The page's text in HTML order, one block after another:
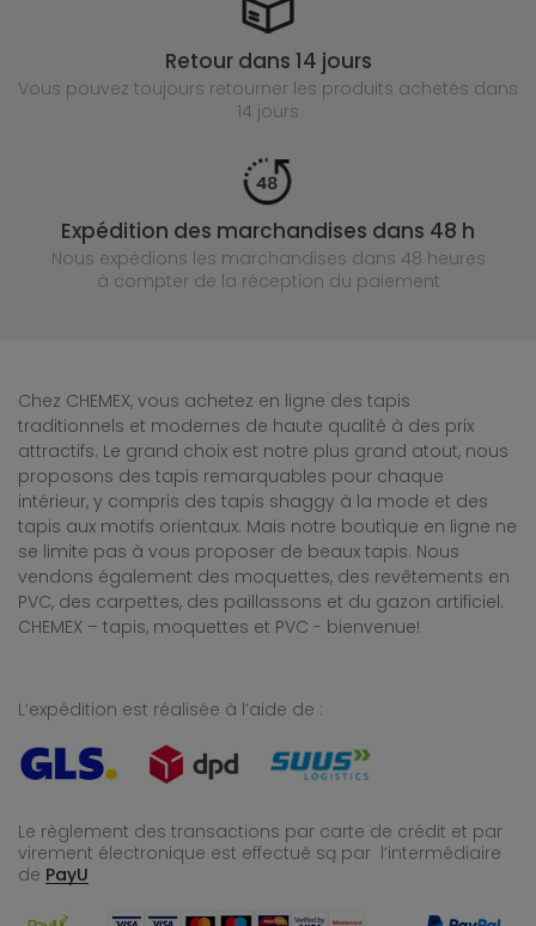
Retour dans 14 jours
Vous pouvez toujours retourner les produits achetés dans
14 jours
Expédition des marchandises dans 48 h
Nous expédions les marchandises dans 48 heures
à compter de la réception du paiement
Chez CHEMEX, vous achetez en ligne des tapis
traditionnels et modernes de haute qualité à des prix
attractifs. Le grand choix est notre plus grand atout, nous
proposons des tapis remarquables pour chaque
intérieur, y compris des tapis shaggy à la mode et des
tapis aux motifs orientaux. Mais notre boutique en ligne ne
se limite pas à vous proposer de beaux tapis. Nous
vendons également des moquettes, des revêtements en
PVC, des carpettes, des paillassons et du gazon artificiel.
CHEMEX – tapis, moquettes et PVC - bienvenue!
L’expédition est réalisée à l’aide de :
Le règlement des transactions par carte de crédit et par
virement électronique est effectué są par l’intermédiaire
de PayU